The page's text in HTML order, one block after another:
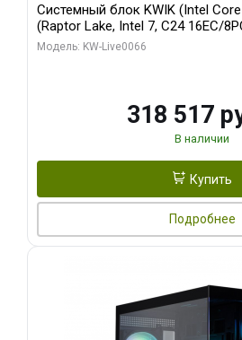
Системный блок KWIK (Intel Core
(Raptor Lake, Intel 7, C24 16EC/
модуля)/ Gigabyte RTX5080
Модель: KW-Live0066
318 517
В наличии
Купить
Подробнее